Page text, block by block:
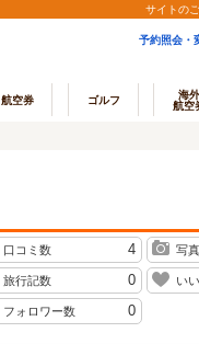
サイトの
予約照会・
航空券 ゴルフ
海外
航空
口コミ数 4 写
旅行記数 0 い
フォロワー数 0